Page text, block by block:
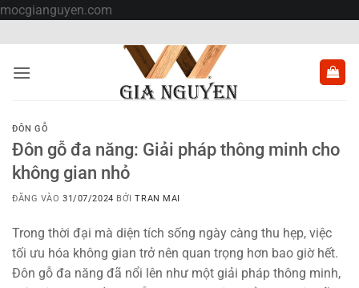
mocgianguyen.com
nội
dung
ĐÔN GỖ
Đôn gỗ đa năng: Giải pháp thông minh cho
không gian nhỏ
ĐĂNG VÀO31/07/2024 BỞITRAN MAI
Trong thời đại mà diện tích sống ngày càng thu hẹp, việc
tối ưu hóa không gian trở nên quan trọng hơn bao giờ hết.
Đôn gỗ đa năng đã nổi lên như một giải pháp thông minh,